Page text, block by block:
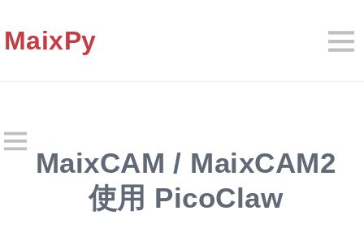
MaixPy
MaixCAM / MaixCAM2
使用 PicoClaw